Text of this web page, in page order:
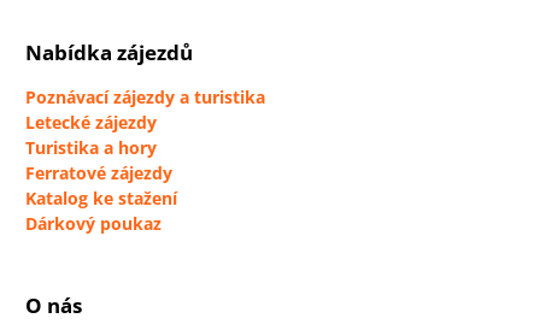
Nabídka zájezdů
Poznávací zájezdy a turistika
Letecké zájezdy
Turistika a hory
Ferratové zájezdy
Katalog ke stažení
Dárkový poukaz
O nás